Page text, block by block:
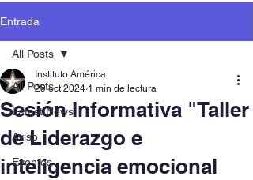
Entrada
All Posts
Latest News
Aviso
Eventos
All Posts
Sesión Informativa "Taller
de Liderazgo e
inteligencia emocional
Instituto América
29 oct 2024 1 min de lectura